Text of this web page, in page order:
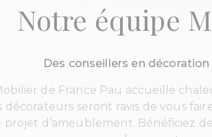
Notre équipe
Des conseillers en
de France Pau accueille
décorateurs seront ravis de vous
d’ameublement. Bénéficiez